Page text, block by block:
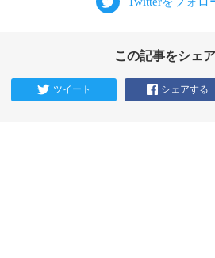
この記事をシェ
ツイート シェアする